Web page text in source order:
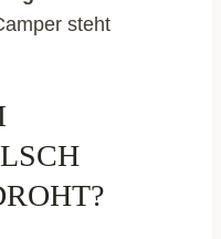
steht
P